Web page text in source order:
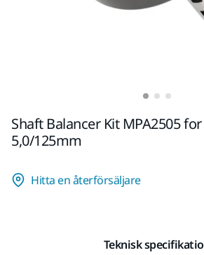
Shaft Balancer Kit MPA2505 for
5,0/125mm
Hitta en återförsäljare
Teknisk